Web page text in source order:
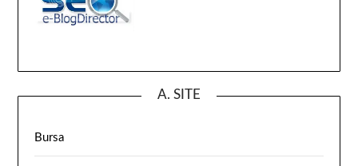
A. SITE
Bursa